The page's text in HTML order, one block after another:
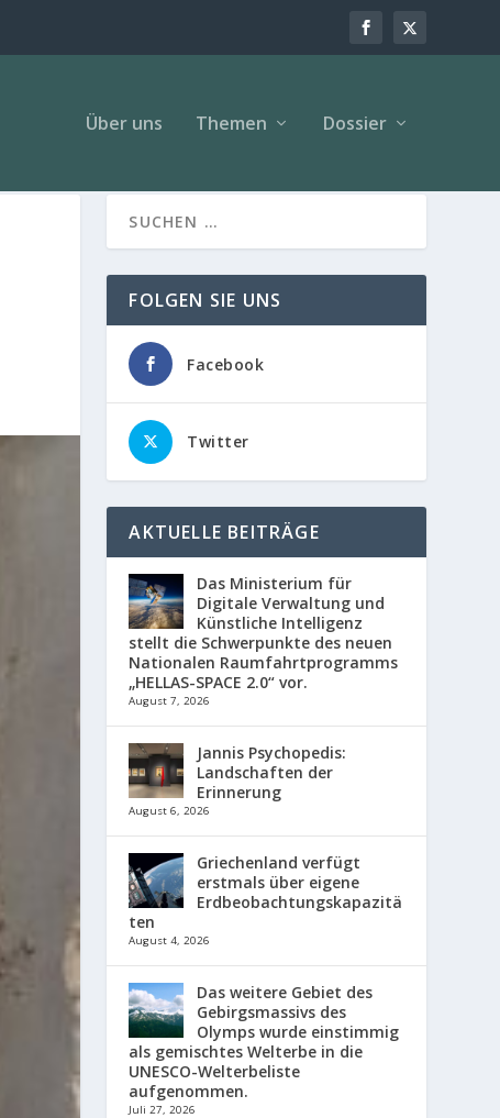
Über uns Themen Dossier
FOLGEN SIE UNS
Facebook
Twitter
AKTUELLE BEITRÄGE
Das Ministerium für
Digitale Verwaltung und
Künstliche Intelligenz
stellt die Schwerpunkte des neuen
Nationalen Raumfahrtprogramms
„HELLAS-SPACE 2.0“ vor.
August 7, 2026
Jannis Psychopedis:
Landschaften der
Erinnerung
August 6, 2026
Griechenland verfügt
erstmals über eigene
Erdbeobachtungskapazitä
ten
August 4, 2026
Das weitere Gebiet des
Gebirgsmassivs des
Olymps wurde einstimmig
als gemischtes Welterbe in die
UNESCO-Welterbeliste
aufgenommen.
Juli 27, 2026